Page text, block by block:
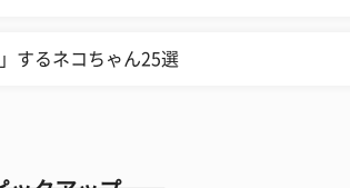
するネコちゃん25選